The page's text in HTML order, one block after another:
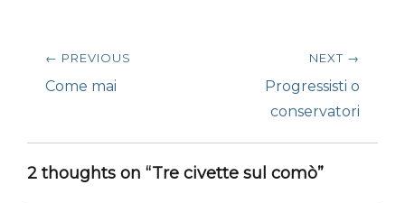
Navigazione
articoli
← PREVIOUS
Previous
Come mai
NEXT →
Progressisti o
conservatori
2 thoughts on “Tre civette sul comò”